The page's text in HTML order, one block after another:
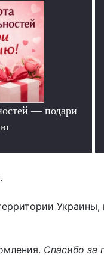
— подари
Спасибо за